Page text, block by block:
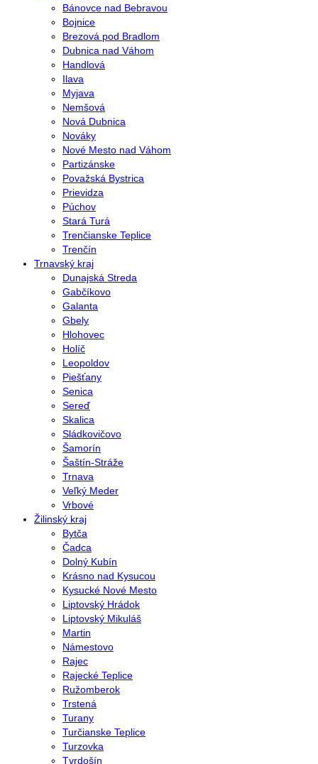
Bánovce nad Bebravou
Bojnice
Brezová pod Bradlom
Dubnica nad Váhom
Handlová
Ilava
Myjava
Nemšová
Nová Dubnica
Nováky
Nové Mesto nad Váhom
Partizánske
Považská Bystrica
Prievidza
Púchov
Stará Turá
Trenčianske Teplice
Trenčín
Trnavský kraj
Dunajská Streda
Gabčíkovo
Galanta
Gbely
Hlohovec
Holíč
Leopoldov
Piešťany
Senica
Sereď
Skalica
Sládkovičovo
Šamorín
Šaštín-Stráže
Trnava
Veľký Meder
Vrbové
Žilinský kraj
Bytča
Čadca
Dolný Kubín
Krásno nad Kysucou
Kysucké Nové Mesto
Liptovský Hrádok
Liptovský Mikuláš
Martin
Námestovo
Rajec
Rajecké Teplice
Ružomberok
Trstená
Turany
Turčianske Teplice
Turzovka
Tvrdošín